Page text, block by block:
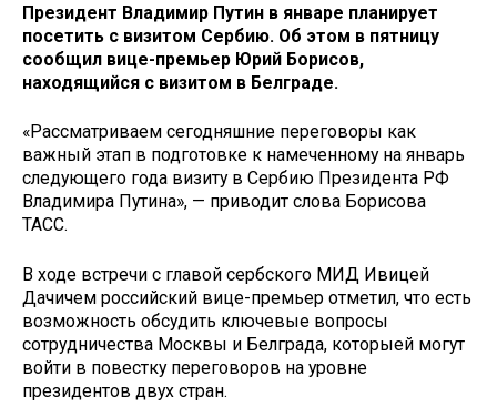
Президент Владимир Путин в январе планирует
посетить с визитом Сербию. Об этом в пятницу
сообщил вице-премьер Юрий Борисов,
находящийся с визитом в Белграде.
«Рассматриваем сегодняшние переговоры как
важный этап в подготовке к намеченному на январь
следующего года визиту в Сербию Президента РФ
Владимира Путина», — приводит слова Борисова
ТАСС.
В ходе встречи с главой сербского МИД Ивицей
Дачичем российский вице-премьер отметил, что есть
возможность обсудить ключевые вопросы
сотрудничества Москвы и Белграда, которыей могут
войти в повестку переговоров на уровне
президентов двух стран.